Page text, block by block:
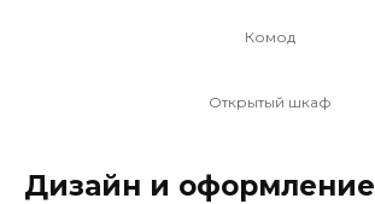
Комод
Открытый шкаф
Дизайн и оформление